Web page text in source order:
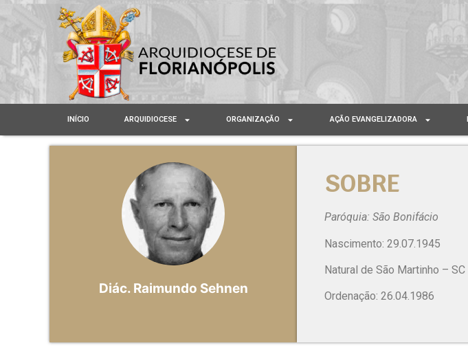
INÍCIO ARQUIDIOCESE ORGANIZAÇÃO AÇÃO EVANGELIZADORA
Diác. Raimundo Sehnen
SOBRE
Paróquia: São Bonifácio
Nascimento: 29.07.1945
Natural de São Martinho – SC
Ordenação: 26.04.1986